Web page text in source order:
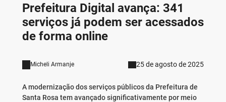
Prefeitura Digital avança: 341
serviços já podem ser acessados
de forma online
Micheli Armanje 25 de agosto de 2025
A modernização dos serviços públicos da Prefeitura de
Santa Rosa tem avançado significativamente por meio